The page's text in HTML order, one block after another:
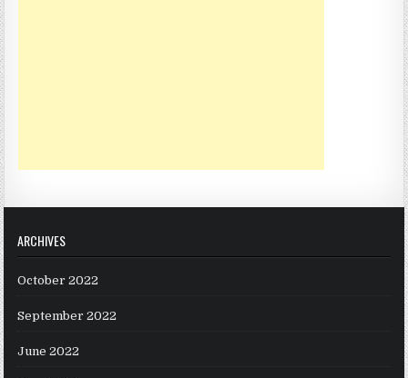
ARCHIVES
October 2022
September 2022
June 2022